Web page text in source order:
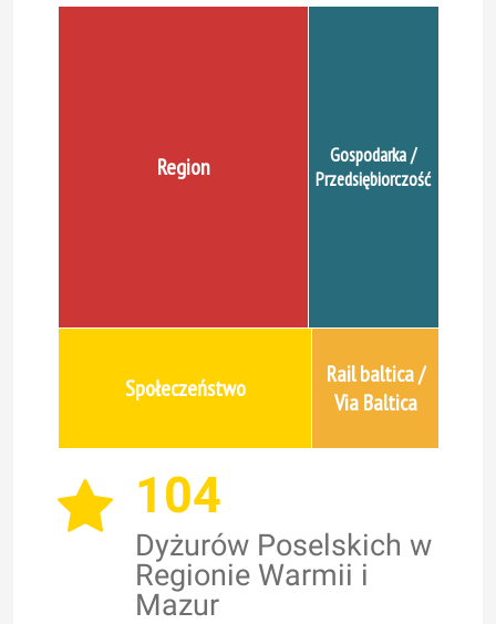
Region
Gospodarka /
Przedsiębiorczość
Społeczeństwo
Rail baltica /
Via Baltica
104
Dyżurów Poselskich w
Regionie Warmii i
Mazur